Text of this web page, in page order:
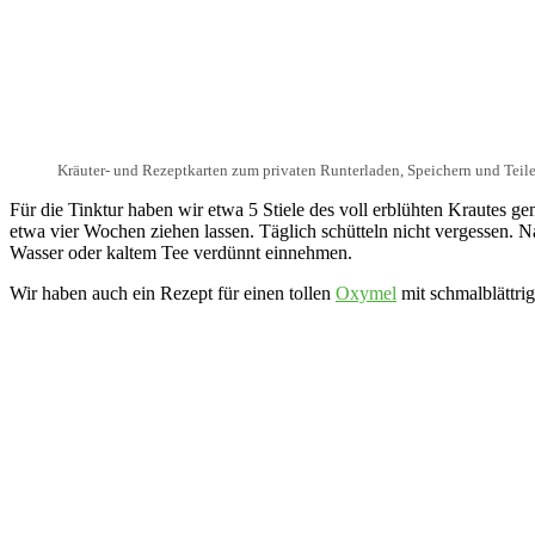
Kräuter- und Rezeptkarten zum privaten Runterladen, Speichern und
Für die Tinktur haben wir etwa 5 Stiele des voll erblühten Krautes
etwa vier Wochen ziehen lassen. Täglich schütteln nicht
Wasser oder kaltem Tee verdünnt einnehmen.
Wir haben auch ein Rezept für einen tollen Oxymel mit